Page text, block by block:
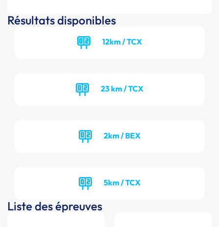
Résultats disponibles
12km / TCX
23 km / TCX
2km / BEX
5km / TCX
Liste des épreuves